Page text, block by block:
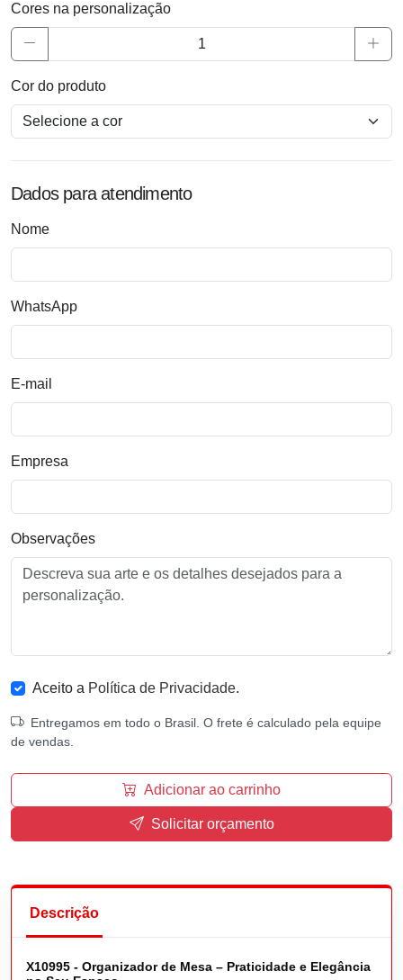
Cores na personalização
Cor do produto
Dados para atendimento
Nome
WhatsApp
E-mail
Empresa
Observações
Aceito a Política de Privacidade.
Entregamos em todo o Brasil. O frete é calculado pela equipe
de vendas.
Adicionar ao carrinho
Solicitar orçamento
Descrição
X10995 - Organizador de Mesa – Praticidade e Elegância